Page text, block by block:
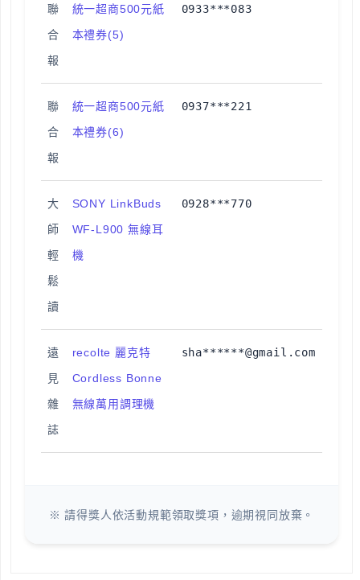
聯
合
報
統一超商500元紙
本禮券(5)
0933***083
聯
合
報
統一超商500元紙
本禮券(6)
0937***221
大
師
輕
鬆
讀
SONY LinkBuds
WF-L900 無線耳
機
0928***770
遠
見
雜
誌
recolte 麗克特
Cordless Bonne
無線萬用調理機
sha******@gmail.com
※ 請得獎人依活動規範領取獎項，逾期視同放棄。